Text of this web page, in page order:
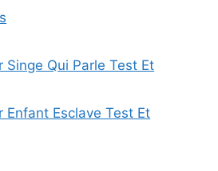
Singe Qui Parle Test Et
Enfant Esclave Test Et